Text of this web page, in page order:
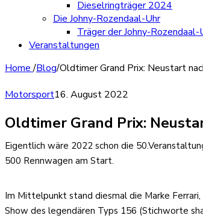
Dieselringträger 2024
Die Johny-Rozendaal-Uhr
Träger der Johny-Rozendaal-
Veranstaltungen
Home/Blog/Oldtimer Grand Prix: Neustart
Motorsport16. August 2022
Oldtimer Grand Prix:
Eigentlich wäre 2022 schon die
500 Rennwagen am Start.
Im Mittelpunkt stand diesmal die Marke
Show des legendären Typs 156 (Stichworte